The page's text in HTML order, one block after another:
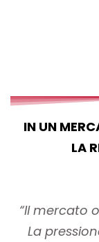
IN UN
LA
“Il mercato
La